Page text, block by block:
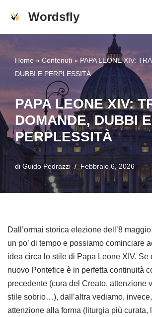
contenuto
Wordsfly
Home » Contenuti » PAPA LEONE XIV:
DUBBI E PERPLESSITÀ
PAPA LEONE XIV:
DOMANDE, DUBBI E
PERPLESSITÀ
di Guido Pedrazzi Febbraio 6, 2026
Dall’ormai storica elezione dell’8
un po’ di tempo e possiamo cominciare
idea circa lo stile di Papa Leone XIV. Se
nuovo Pontefice è in perfetta continuità
precedente (cura del Creato, attenzione
stile sobrio…), dall’altra vediamo,
attenzione alla forma (liturgia più curata,